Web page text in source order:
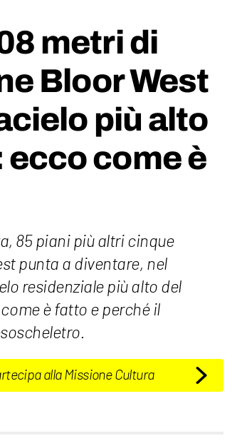
metri di
Bloor West
più alto
ecco come è
85 piani più altri cinque
punta a diventare, nel
residenziale più alto del
è fatto e perché il
alla Missione Cultura